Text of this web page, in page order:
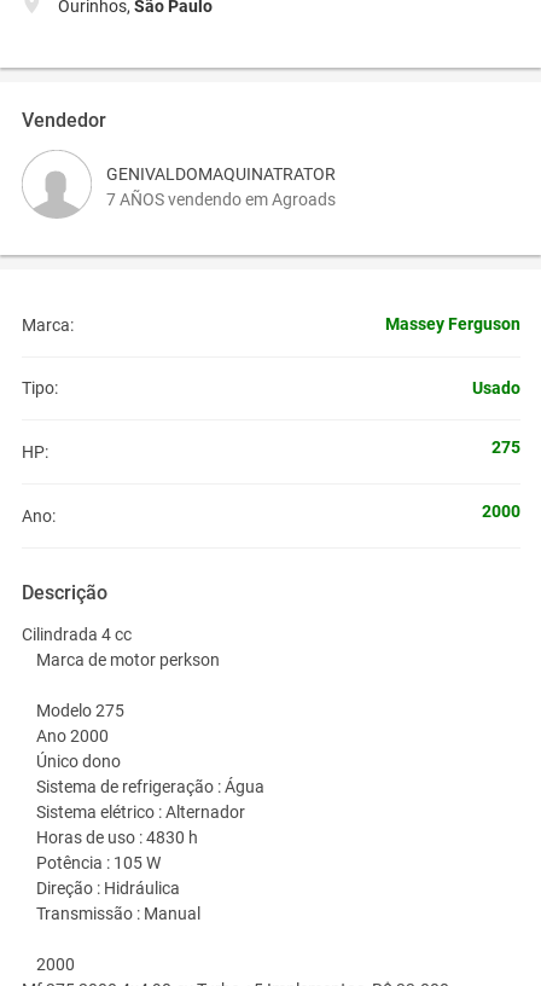
Ourinhos, São Paulo
Vendedor
GENIVALDOMAQUINATRATOR
7 AÑOS vendendo em Agroads
Marca: Massey Ferguson
Tipo: Usado
HP: 275
Ano: 2000
Descrição
Cilindrada 4 cc
Marca de motor perkson
Modelo 275
Ano 2000
Único dono
Sistema de refrigeração : Água
Sistema elétrico : Alternador
Horas de uso : 4830 h
Potência : 105 W
Direção : Hidráulica
Transmissão : Manual
2000